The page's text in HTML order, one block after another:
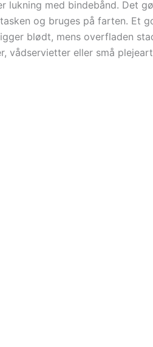
lukning med bindebånd. Det
og bruges på farten. Et
blødt, mens overfladen
vådservietter eller små